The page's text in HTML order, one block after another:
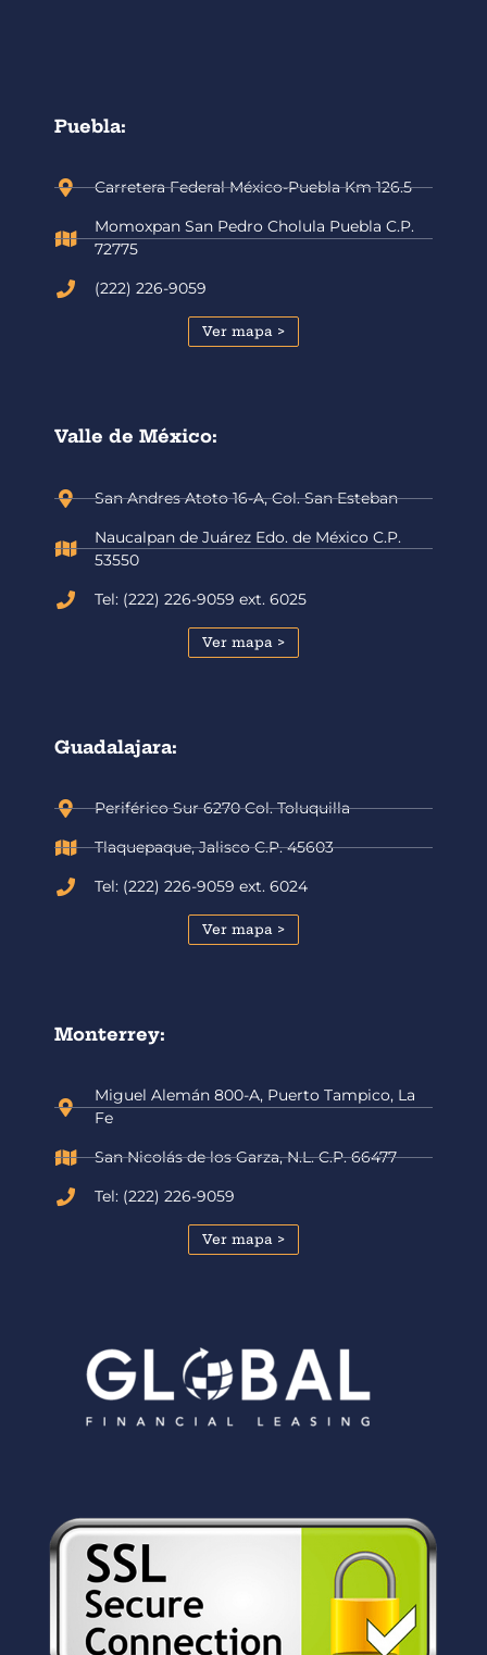
Puebla:
Carretera Federal México-Puebla Km 126.5
Momoxpan San Pedro Cholula Puebla C.P.
72775
(222) 226-9059
Ver mapa >
Valle de México:
San Andres Atoto 16-A, Col. San Esteban
Naucalpan de Juárez Edo. de México C.P.
53550
Tel: (222) 226-9059 ext. 6025
Ver mapa >
Guadalajara:
Periférico Sur 6270 Col. Toluquilla
Tlaquepaque, Jalisco C.P. 45603
Tel: (222) 226-9059 ext. 6024
Ver mapa >
Monterrey:
Miguel Alemán 800-A, Puerto Tampico, La
Fe
San Nicolás de los Garza, N.L. C.P. 66477
Tel: (222) 226-9059
Ver mapa >